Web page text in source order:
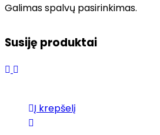
Galimas spalvų pasirinkimas.
Susiję produktai
Į krepšelį